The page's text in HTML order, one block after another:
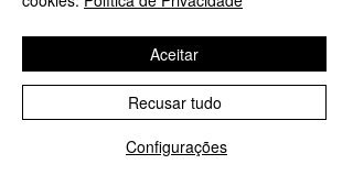
Configurações
Recusar tudo
Aceitar